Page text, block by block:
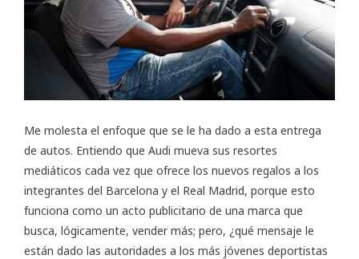
Me molesta el enfoque que se le ha dado a esta entrega
de autos. Entiendo que Audi mueva sus resortes
mediáticos cada vez que ofrece los nuevos regalos a los
integrantes del Barcelona y el Real Madrid, porque esto
funciona como un acto publicitario de una marca que
busca, lógicamente, vender más; pero, ¿qué mensaje le
están dado las autoridades a los más jóvenes deportistas